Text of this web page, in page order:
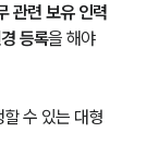
관련 보유 인력
등록을 해야
수 있는 대형